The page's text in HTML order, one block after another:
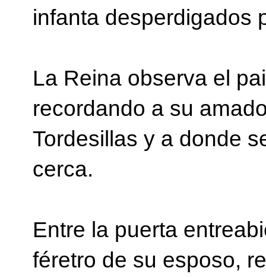
infanta desperdigados
La Reina observa el
recordando a su
Tordesillas y a donde
cerca.
Entre la puerta
féretro de su esposo,